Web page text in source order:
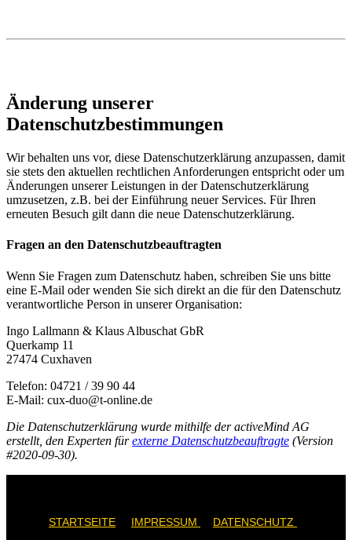
Änderung unserer
Datenschutzbestimmungen
Wir behalten uns vor, diese Datenschutzerklärung anzupassen, damit
sie stets den aktuellen rechtlichen Anforderungen entspricht oder um
Änderungen unserer Leistungen in der Datenschutzerklärung
umzusetzen, z.B. bei der Einführung neuer Services. Für Ihren
erneuten Besuch gilt dann die neue Datenschutzerklärung.
Fragen an den Datenschutzbeauftragten
Wenn Sie Fragen zum Datenschutz haben, schreiben Sie uns bitte
eine E-Mail oder wenden Sie sich direkt an die für den Datenschutz
verantwortliche Person in unserer Organisation:
Ingo Lallmann & Klaus Albuschat GbR
Querkamp 11
27474 Cuxhaven
Telefon: 04721 / 39 90 44
E-Mail: cux-duo@t-online.de
Die Datenschutzerklärung wurde mithilfe der activeMind AG
erstellt, den Experten fürexterne Datenschutzbeauftragte (Version
#2020-09-30).
STARTSEITE
IMPRESSUM DATENSCHUTZ